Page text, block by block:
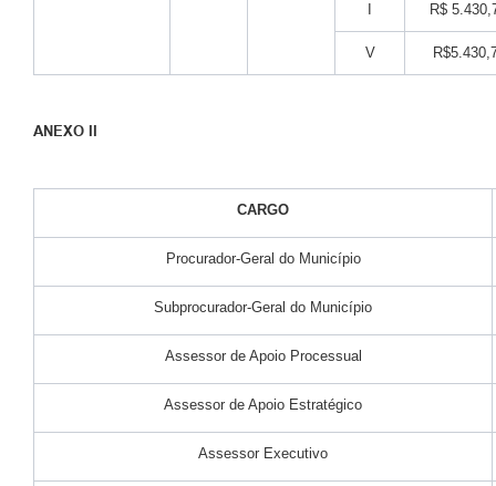
R$
V
ANEXO II
CARGO
Procurador-Geral do Município
Subprocurador-Geral do Município
Assessor de Apoio Processual
Assessor de Apoio Estratégico
Assessor Executivo